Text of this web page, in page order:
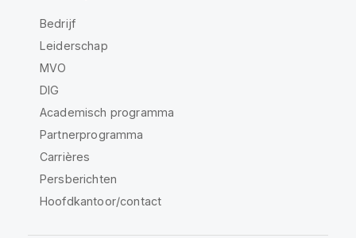
Bedrijf
Leiderschap
MVO
DIG
Academisch programma
Partnerprogramma
Carrières
Persberichten
Hoofdkantoor/contact